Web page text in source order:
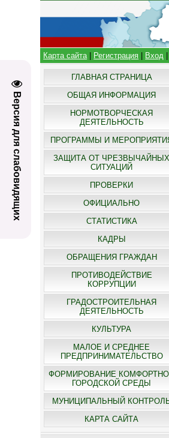
Версия для слабовидящих
Карта сайта| Регистрация Вход
ГЛАВНАЯ СТРАНИЦА
ОБЩАЯ ИНФОРМАЦИЯ
НОРМОТВОРЧЕСКАЯ
ДЕЯТЕЛЬНОСТЬ
ПРОГРАММЫ И
ЗАЩИТА ОТ ЧРЕЗВЫЧАЙНЫХ
СИТУАЦИЙ
ПРОВЕРКИ
ОФИЦИАЛЬНО
СТАТИСТИКА
КАДРЫ
ОБРАЩЕНИЯ ГРАЖДАН
ПРОТИВОДЕЙСТВИЕ
КОРРУПЦИИ
ГРАДОСТРОИТЕЛЬНАЯ
ДЕЯТЕЛЬНОСТЬ
КУЛЬТУРА
МАЛОЕ И СРЕДНЕЕ
ПРЕДПРИНИМАТЕЛЬСТВО
ФОРМИРОВАНИЕ
ГОРОДСКОЙ СРЕДЫ
МУНИЦИПАЛЬНЫЙ
КАРТА САЙТА